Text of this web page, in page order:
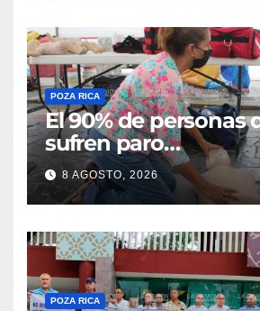
POZA RICA
El 90% de personas
sufren paro
cardiorrespiratorio
8 AGOSTO, 2026
POZA RICA